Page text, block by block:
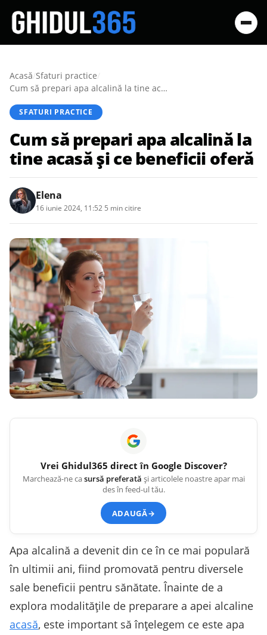
Acasă/Sfaturi practice/
Cum să prepari apa alcalină la tine acasă și ce beneficii oferă
SFATURI PRACTICE
Cum să prepari apa alcalină la
tine acasă și ce beneficii oferă
Elena
16 iunie 2024, 11:52 5 min citire
Vrei Ghidul365 direct în Google Discover?
Marchează-ne casursă preferată și articolele noastre apar mai
des în feed-ul tău.
ADAUGĂ→
Apa alcalină a devenit din ce în ce mai populară
în ultimii ani, fiind promovată pentru diversele
sale beneficii pentru sănătate. Înainte de a
explora modalitățile de preparare a apei alcaline
acasă, este important să înțelegem ce este apa